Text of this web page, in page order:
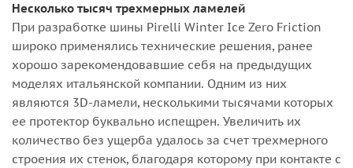
Несколько тысяч трехмерных ламелей
При разработке шины Pirelli Winter Ice Zero Friction
широко применялись технические решения, ранее
хорошо зарекомендовавшие себя на предыдущих
моделях итальянской компании. Одним из них
являются 3D-ламели, несколькими тысячами которых
ее протектор буквально испещрен. Увеличить их
количество без ущерба удалось за счет трехмерного
строения их стенок, благодаря которому при контакте с